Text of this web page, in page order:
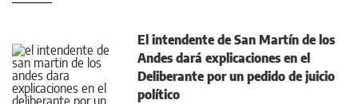
El intendente de San Martín de los
Andes dará explicaciones en el
Deliberante por un pedido de juicio
político